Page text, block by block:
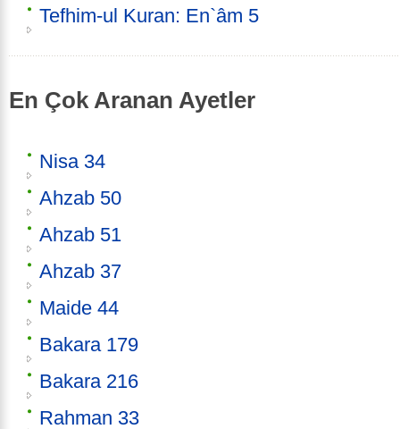
Tefhim-ul Kuran: En`âm 5
En Çok Aranan Ayetler
Nisa 34
Ahzab 50
Ahzab 51
Ahzab 37
Maide 44
Bakara 179
Bakara 216
Rahman 33